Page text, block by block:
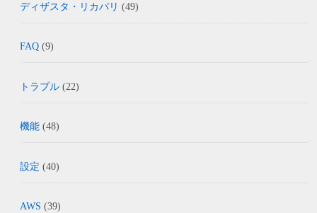
ディザスタ・リカバリ (49)
FAQ (9)
トラブル (22)
機能 (48)
設定 (40)
AWS (39)